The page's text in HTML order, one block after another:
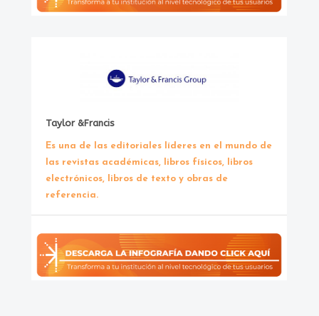
Taylor &Francis
Es una de las editoriales líderes en el mundo de
las revistas académicas, libros físicos, libros
electrónicos, libros de texto y obras de
referencia.